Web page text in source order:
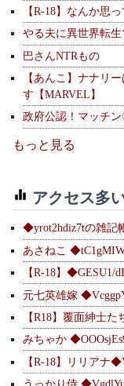
【R-18】なんか思
やる夫に異世界転
巴さんNTRもの
【あんこ】ナナリ
す【MARVEL】
政府公認！マッチン
もっと見る
アクセス多
◆yrot2hdiz7tの雑記
あさねこ
【R-18】◆GESU1/
元七英雄嫁
【R18】覆面紳士た
みちゃか
【R-18】リリアナ